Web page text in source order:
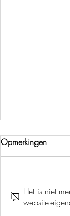
Opmerkingen
Het is niet
website-